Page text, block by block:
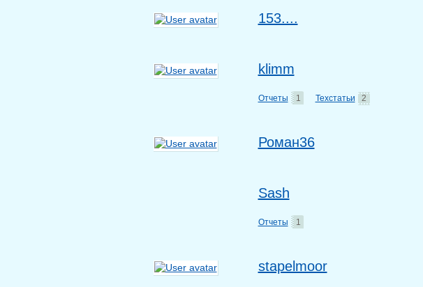
153....
klimm
Отчеты 1 Техстатьи 2
Роман36
Sash
Отчеты 1
stapelmoor